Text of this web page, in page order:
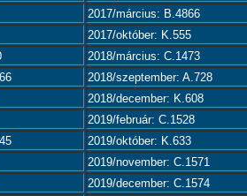
2017/március: B.4866
2017/október: K.555
2018/március: C.1473
2018/szeptember: A.728
2018/december: K.608
2019/február: C.1528
2019/október: K.633
2019/november: C.1571
2019/december: C.1574